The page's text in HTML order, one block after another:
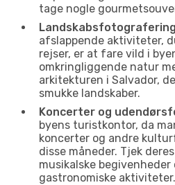
tage nogle
afslappende aktiviteter,
rejser, er at fare vild i
omkringliggende natur
arkitekturen i Salvador,
smukke landskaber.
Koncerter og
byens turistkontor, da
koncerter og andre
disse måneder. Tjek
musikalske
gastronomiske aktiviteter.